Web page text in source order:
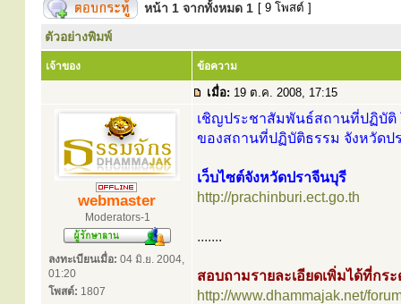
หน้า 1 จากทั้งหมด 1 [ 9 โพสต์ ]
ตัวอย่างพิมพ์
เจ้าของ ข้อความ
เมื่อ: 19 ต.ค. 2008, 17:15
webmaster
Moderators-1
ลงทะเบียนเมื่อ: 04 มิ.ย. 2004,
01:20
โพสต์: 1807
เชิญประชาสัมพันธ์สถานที่ปฏิบัติ
ของสถานที่ปฏิบัติธรรม จังหวัดป
เว็บไซต์จังหวัดปราจีนบุรี
http://prachinburi.ect.go.th
.......
สอบถามรายละเอียดเพิ่มได้ที่กร
http://www.dhammajak.net/